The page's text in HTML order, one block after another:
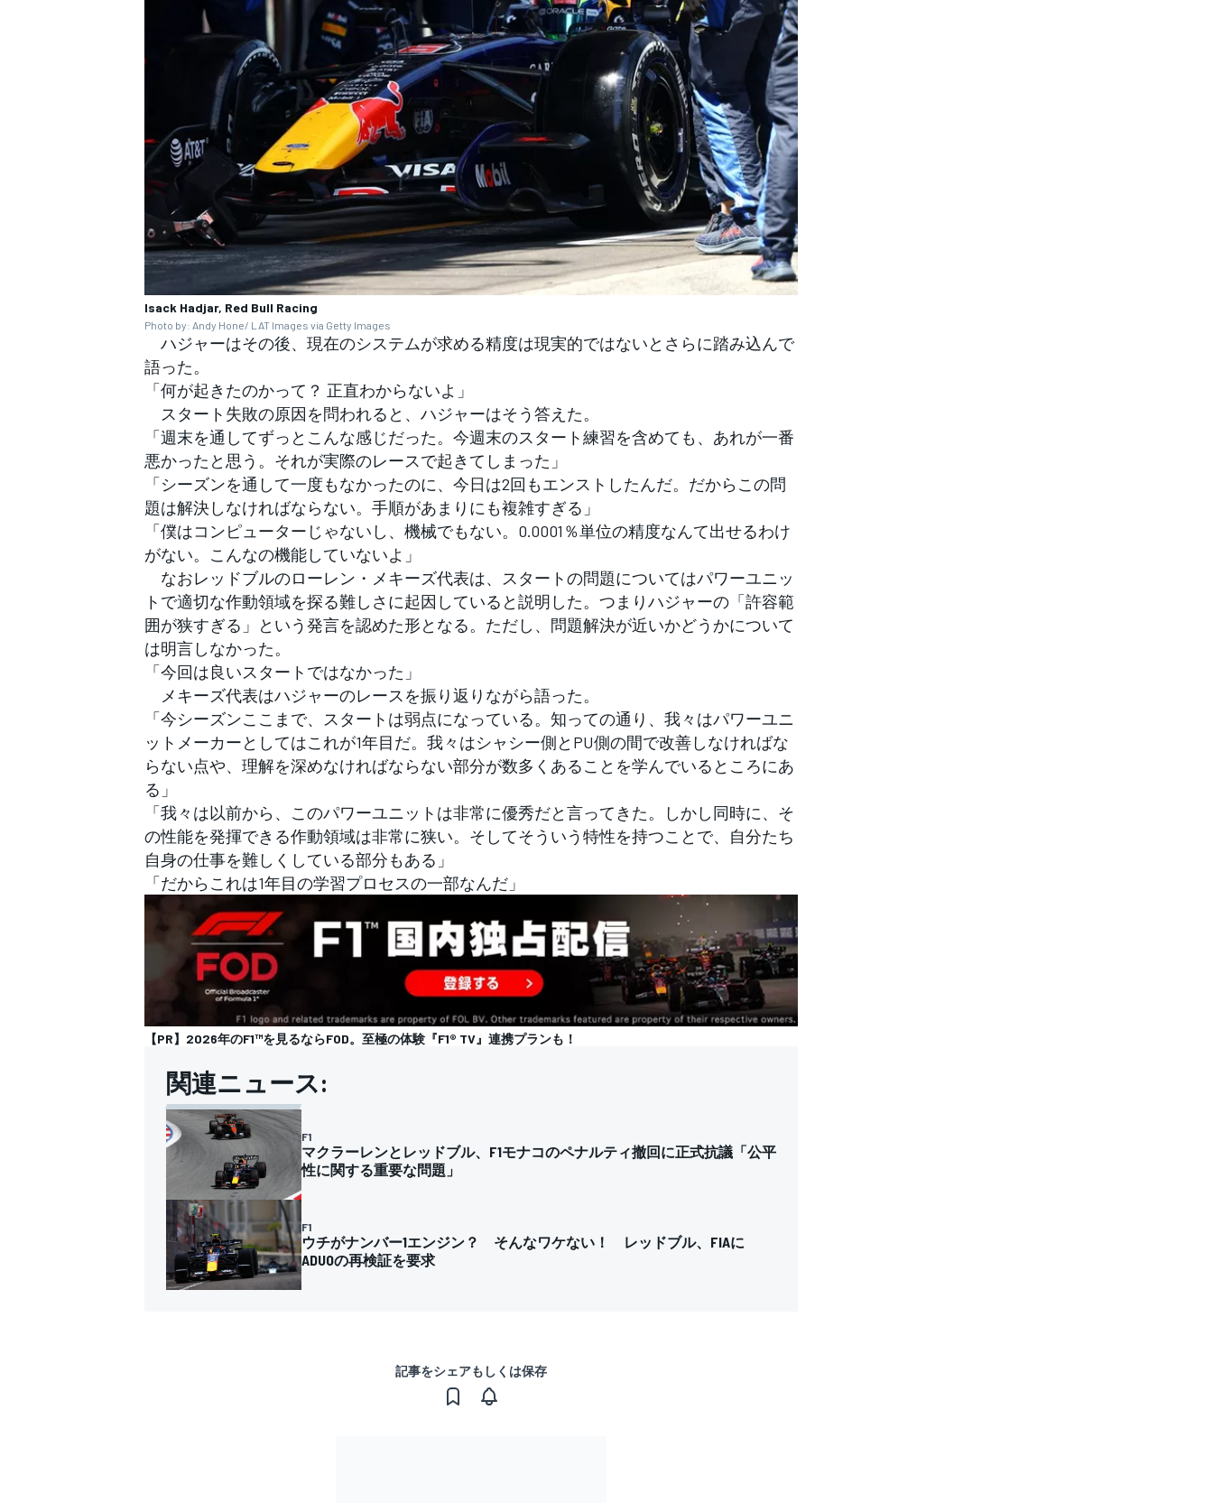
すべてのカテゴリー
Isack Hadjar, Red Bull Racing
Photo by: Andy Hone/ LAT Images via Getty Images
ハジャーはその後、現在のシステムが求める精度は現実的ではないとさらに踏み込んで
語った。
「何が起きたのかって？ 正直わからないよ」
スタート失敗の原因を問われると、ハジャーはそう答えた。
「週末を通してずっとこんな感じだった。今週末のスタート練習を含めても、あれが一番
悪かったと思う。それが実際のレースで起きてしまった」
「シーズンを通して一度もなかったのに、今日は2回もエンストしたんだ。だからこの問
題は解決しなければならない。手順があまりにも複雑すぎる」
「僕はコンピューターじゃないし、機械でもない。0.0001％単位の精度なんて出せるわけ
がない。こんなの機能していないよ」
なおレッドブルのローレン・メキーズ代表は、スタートの問題についてはパワーユニッ
トで適切な作動領域を探る難しさに起因していると説明した。つまりハジャーの「許容範
囲が狭すぎる」という発言を認めた形となる。ただし、問題解決が近いかどうかについて
は明言しなかった。
「今回は良いスタートではなかった」
メキーズ代表はハジャーのレースを振り返りながら語った。
「今シーズンここまで、スタートは弱点になっている。知っての通り、我々はパワーユニ
ットメーカーとしてはこれが1年目だ。我々はシャシー側とPU側の間で改善しなければな
らない点や、理解を深めなければならない部分が数多くあることを学んでいるところにあ
る」
「我々は以前から、このパワーユニットは非常に優秀だと言ってきた。しかし同時に、そ
の性能を発揮できる作動領域は非常に狭い。そしてそういう特性を持つことで、自分たち
自身の仕事を難しくしている部分もある」
「だからこれは1年目の学習プロセスの一部なんだ」
【PR】2026年のF1™を見るならFOD。至極の体験『F1® TV』連携プランも！
関連ニュース:
F1
マクラーレンとレッドブル、F1モナコのペナルティ撤回に正式抗議「公平
性に関する重要な問題」
F1
ウチがナンバー1エンジン？ そんなワケない！ レッドブル、FIAに
ADUOの再検証を要求
記事をシェアもしくは保存